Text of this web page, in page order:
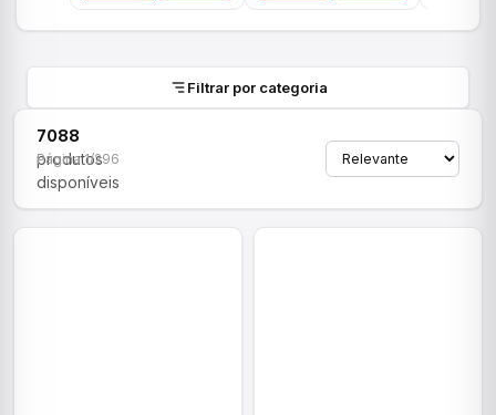
Filtrar por categoria
7088
produtos
disponíveis
Página 1/296